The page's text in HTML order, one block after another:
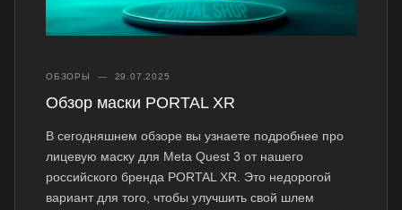
ОБЗОРЫ — 29.07.2025
Обзор маски PORTAL XR
В сегодняшнем обзоре вы узнаете подробнее про
лицевую маску для Meta Quest 3 от нашего
российского бренда PORTAL XR. Это недорогой
вариант для того, чтобы улучшить свой шлем